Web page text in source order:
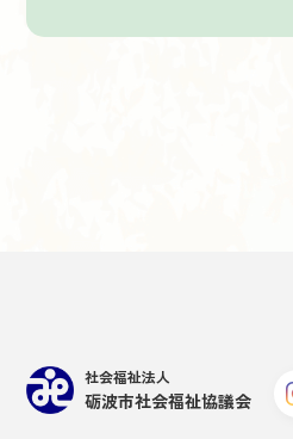
社会福祉法人
砺波市社会福祉協議会